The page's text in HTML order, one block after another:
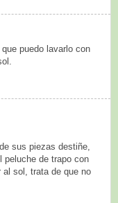
puedo lavarlo con
sus piezas destiñe,
peluche de trapo con
al sol, trata de que no